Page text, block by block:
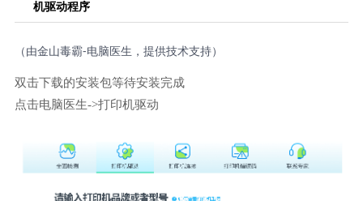
机驱动程序
（由金山毒霸-电脑医生，提供技术支持）
双击下载的安装包等待安装完成
点击电脑医生->打印机驱动